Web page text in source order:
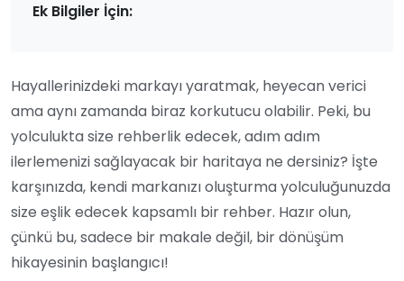
Ek Bilgiler İçin:
Hayallerinizdeki markayı yaratmak, heyecan verici
ama aynı zamanda biraz korkutucu olabilir. Peki, bu
yolculukta size rehberlik edecek, adım adım
ilerlemenizi sağlayacak bir haritaya ne dersiniz? İşte
karşınızda, kendi markanızı oluşturma yolculuğunuzda
size eşlik edecek kapsamlı bir rehber. Hazır olun,
çünkü bu, sadece bir makale değil, bir dönüşüm
hikayesinin başlangıcı!